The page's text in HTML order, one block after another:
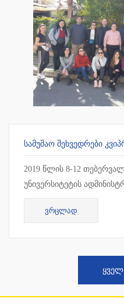
ᲡᲐᲛᲣᲨᲐᲝ ᲨᲔᲮᲕᲔᲓᲠᲔᲑᲘ
2019 წლის 8-12
უნივერსიტეტის
ჩატარდა კვიპროსში,
ფარგლებ...
ᲕᲠᲪᲚᲐᲓ